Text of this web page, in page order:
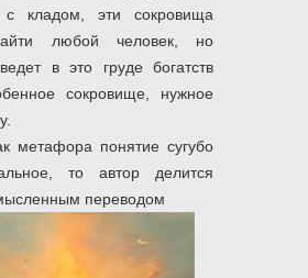
с кладом, эти сокровища
любой человек, но
в это груде богатств
сокровище, нужное
метафора понятие сугубо
то автор делится
переводом